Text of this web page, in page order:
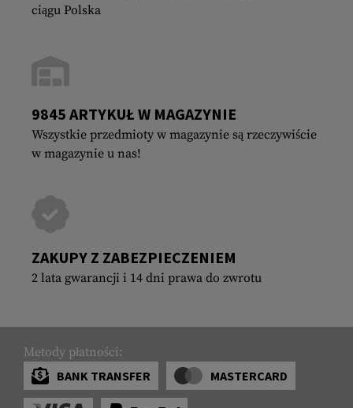
ciągu Polska
9845 ARTYKUŁ W MAGAZYNIE
Wszystkie przedmioty w magazynie są rzeczywiście
w magazynie u nas!
ZAKUPY Z ZABEZPIECZENIEM
2 lata gwarancji i 14 dni prawa do zwrotu
Metody płatności:
BANK TRANSFER
MASTERCARD